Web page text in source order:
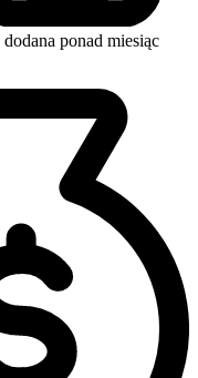
dodana ponad miesiąc